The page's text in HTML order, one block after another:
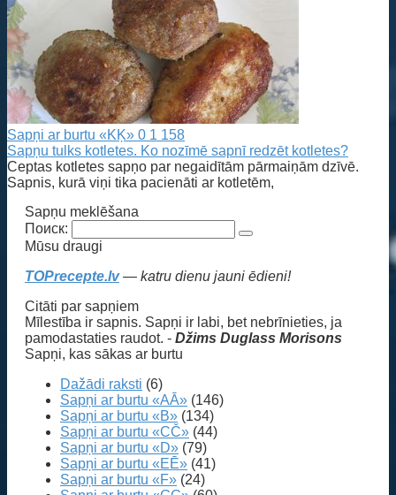
Sapņi ar burtu «KĶ» 0 1 158
Sapņu tulks kotletes. Ko nozīmē sapnī redzēt kotletes?
Ceptas kotletes sapņo par negaidītām pārmaiņām dzīvē.
Sapnis, kurā viņi tika pacienāti ar kotletēm,
Sapņu meklēšana
Поиск:
Mūsu draugi
TOPrecepte.lv— katru dienu jauni ēdieni!
Citāti par sapņiem
Mīlestība ir sapnis. Sapņi ir labi, bet nebrīnieties, ja
pamodastaties raudot. - Džims Duglass Morisons
Sapņi, kas sākas ar burtu
Dažādi raksti (6)
Sapņi ar burtu «AĀ» (146)
Sapņi ar burtu «B» (134)
Sapņi ar burtu «CČ» (44)
Sapņi ar burtu «D» (79)
Sapņi ar burtu «EĒ» (41)
Sapņi ar burtu «F» (24)